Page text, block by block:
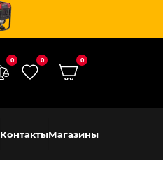
0 0 0
КонтактыМагазины